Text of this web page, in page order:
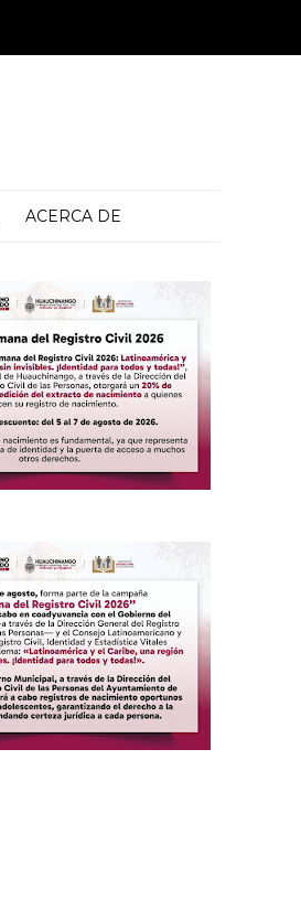
ACERCA DE